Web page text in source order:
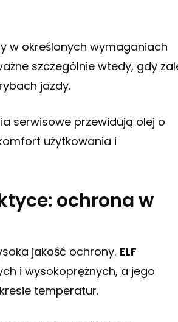
w określonych wymaganiach
szczególnie wtedy, gdy
jazdy.
serwisowe przewidują olej o
użytkowania i
ochrona w
jakość ochrony. ELF
i wysokoprężnych, a jego
temperatur.